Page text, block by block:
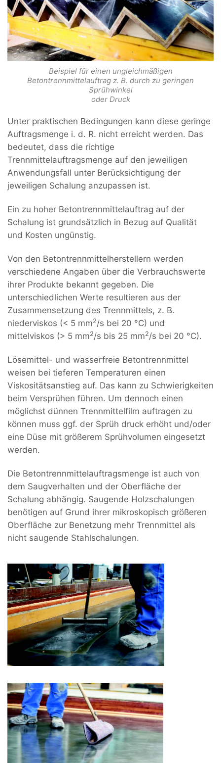
Beispiel für einen ungleichmäßigen
Betontrennmittelauftrag z. B. durch zu geringen
Sprühwinkel
oder Druck
Unter praktischen Bedingungen kann diese geringe
Auftragsmenge i. d. R. nicht erreicht werden. Das
bedeutet, dass die richtige
Trennmittelauftragsmenge auf den jeweiligen
Anwendungsfall unter Berücksichtigung der
jeweiligen Schalung anzupassen ist.
Ein zu hoher Betontrennmittelauftrag auf der
Schalung ist grundsätzlich in Bezug auf Qualität
und Kosten ungünstig.
Von den Betontrennmittelherstellern werden
verschiedene Angaben über die Verbrauchswerte
ihrer Produkte bekannt gegeben. Die
unterschiedlichen Werte resultieren aus der
Zusammensetzung des Trennmittels, z. B.
niederviskos (< 5 mm2/s bei 20 °C) und
mittelviskos (> 5 mm2/s bis 25 mm2/s bei 20 °C).
Lösemittel- und wasserfreie Betontrennmittel
weisen bei tieferen Temperaturen einen
Viskositätsanstieg auf. Das kann zu Schwierigkeiten
beim Versprühen führen. Um dennoch einen
möglichst dünnen Trennmittelfilm auftragen zu
können muss ggf. der Sprüh druck erhöht und/oder
eine Düse mit größerem Sprühvolumen eingesetzt
werden.
Die Betontrennmittelauftragsmenge ist auch von
dem Saugverhalten und der Oberfläche der
Schalung abhängig. Saugende Holzschalungen
benötigen auf Grund ihrer mikroskopisch größeren
Oberfläche zur Benetzung mehr Trennmittel als
nicht saugende Stahlschalungen.